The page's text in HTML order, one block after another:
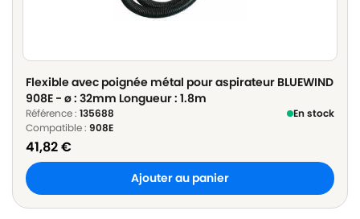
Flexible avec poignée métal pour aspirateur BLUEWIND
908E - ø : 32mm Longueur : 1.8m
Référence : 135688
En stock
Compatible : 908E
41,82€
Ajouter au panier